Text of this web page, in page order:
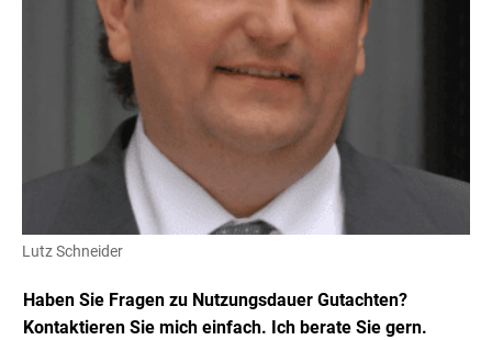
Lutz Schneider
Haben Sie Fragen zu Nutzungsdauer Gutachten?
Kontaktieren Sie mich einfach. Ich berate Sie gern.